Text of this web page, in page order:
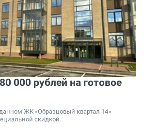
000 рублей на готовое
ЖК «Образцовый квартал 14»
скидкой.